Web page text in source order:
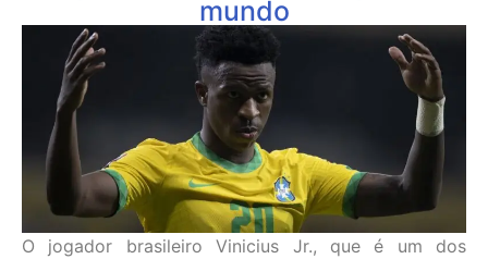
mundo
O jogador brasileiro Vinicius Jr., que é um dos